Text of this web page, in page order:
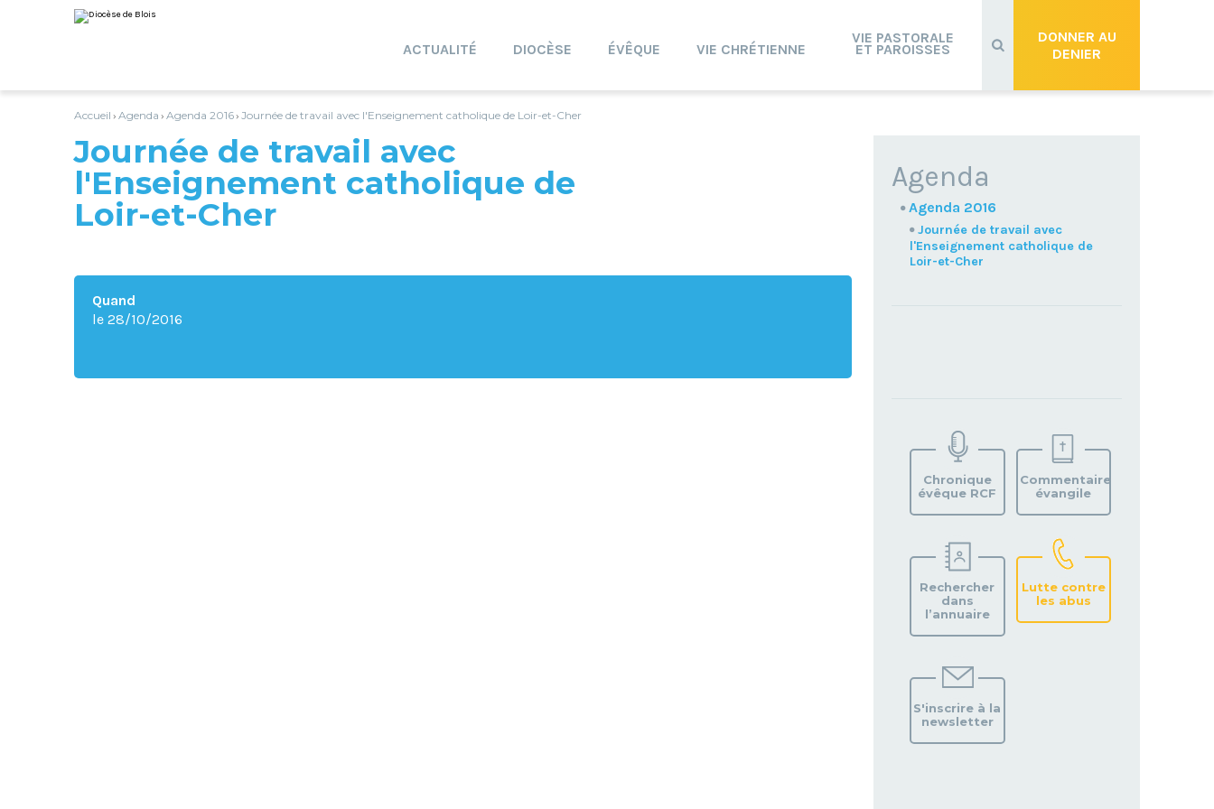
au
contenu.
personnels
DONNER AU
DENIER
ACTUALITÉ DIOCÈSE ÉVÊQUE VIE CHRÉTIENNE
VIE PASTORALE
ET PAROISSES
Accueil › Agenda › Agenda 2016› Journée de travail avec l'Enseignement catholique de Loir-et-Cher
Journée de travail avec
l'Enseignement catholique de
Loir-et-Cher
Quand
le 28/10/2016
NAVIGATION
Agenda
Agenda 2016
Journée de travail avec
l'Enseignement catholique de
Loir-et-Cher
VOTRE
PAROISSE
Chronique
évêque RCF
Commentaire
évangile
Rechercher
dans
l’annuaire
Lutte contre
les abus
S'inscrire à la
newsletter